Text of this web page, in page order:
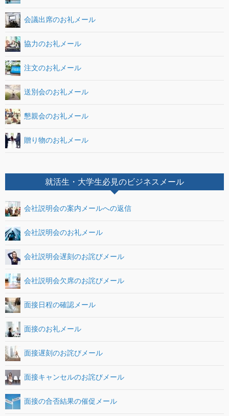
会議出席のお礼メール
協力のお礼メール
注文のお礼メール
送別会のお礼メール
懇親会のお礼メール
贈り物のお礼メール
就活生・大学生必見のビジネスメール
会社説明会の案内メールへの返信
会社説明会のお礼メール
会社説明会遅刻のお詫びメール
会社説明会欠席のお詫びメール
面接日程の確認メール
面接のお礼メール
面接遅刻のお詫びメール
面接キャンセルのお詫びメール
面接の合否結果の催促メール